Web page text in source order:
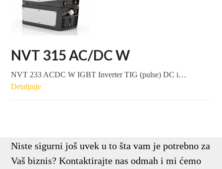
NVT 315 AC/DC W
NVT 233 ACDC W IGBT Inverter TIG (pulse) DC i…
Detaljnije
Niste sigurni još uvek u to šta vam je potrebno za
Vaš biznis? Kontaktirajte nas odmah i mi ćemo